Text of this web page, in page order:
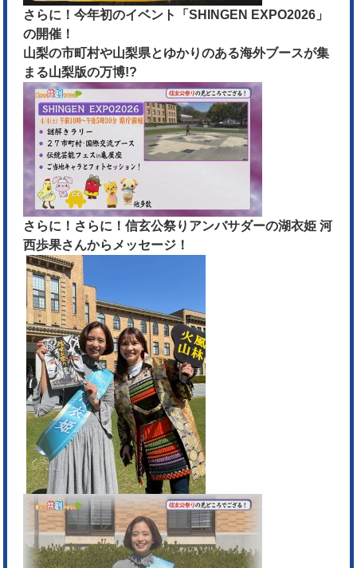
さらに！今年初のイベント「SHINGEN EXPO2026」
の開催！
山梨の市町村や山梨県とゆかりのある海外ブースが集
まる山梨版の万博!?
さらに！さらに！信玄公祭りアンバサダーの湖衣姫 河
西歩果さんからメッセージ！